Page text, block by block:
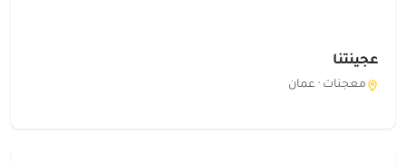
عجينتنا
معجنات · عمان